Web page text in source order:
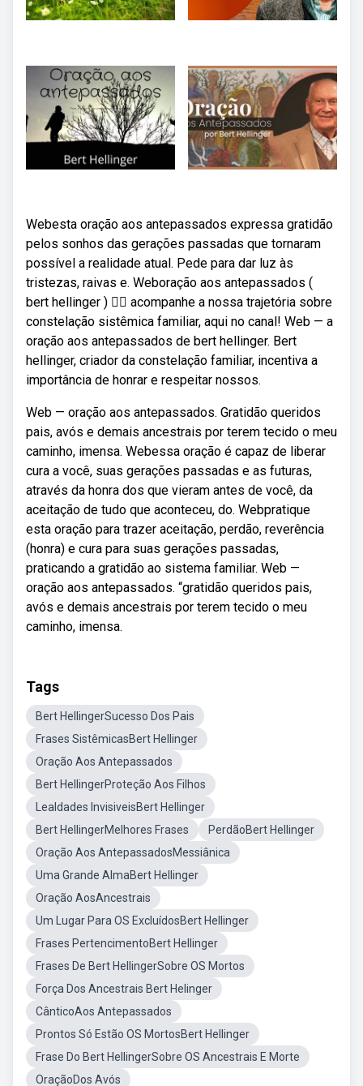
Webesta oração aos antepassados expressa gratidão
pelos sonhos das gerações passadas que tornaram
possível a realidade atual. Pede para dar luz às
tristezas, raivas e. Weboração aos antepassados (
bert hellinger ) 👇🏾 acompanhe a nossa trajetória sobre
constelação sistêmica familiar, aqui no canal! Web — a
oração aos antepassados de bert hellinger. Bert
hellinger, criador da constelação familiar, incentiva a
importância de honrar e respeitar nossos.
Web — oração aos antepassados. Gratidão queridos
pais, avós e demais ancestrais por terem tecido o meu
caminho, imensa. Webessa oração é capaz de liberar
cura a você, suas gerações passadas e as futuras,
através da honra dos que vieram antes de você, da
aceitação de tudo que aconteceu, do. Webpratique
esta oração para trazer aceitação, perdão, reverência
(honra) e cura para suas gerações passadas,
praticando a gratidão ao sistema familiar. Web —
oração aos antepassados. “gratidão queridos pais,
avós e demais ancestrais por terem tecido o meu
caminho, imensa.
Tags
Bert HellingerSucesso Dos Pais
Frases SistêmicasBert Hellinger
Oração Aos Antepassados
Bert HellingerProteção Aos Filhos
Lealdades InvisiveisBert Hellinger
Bert HellingerMelhores Frases
PerdãoBert Hellinger
Oração Aos AntepassadosMessiânica
Uma Grande AlmaBert Hellinger
Oração AosAncestrais
Um Lugar Para OS ExcluídosBert Hellinger
Frases PertencimentoBert Hellinger
Frases De Bert HellingerSobre OS Mortos
Força Dos Ancestrais Bert Helinger
CânticoAos Antepassados
Prontos Só Estão OS MortosBert Hellinger
Frase Do Bert HellingerSobre OS Ancestrais E Morte
OraçãoDos Avós